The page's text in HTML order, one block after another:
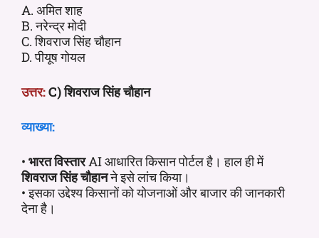
A. अमित शाह
B. नरेन्द्र मोदी
C. शिवराज सिंह चौहान
D. पीयूष गोयल
उत्तर:C) शिवराज सिंह चौहान
व्याख्या:
• भारत विस्तारAI आधारित किसान पोर्टल है। हाल ही में
शिवराज सिंह चौहानने इसे लांच किया।
• इसका उद्देश्य किसानों को योजनाओं और बाजार की जानकारी
देना है।